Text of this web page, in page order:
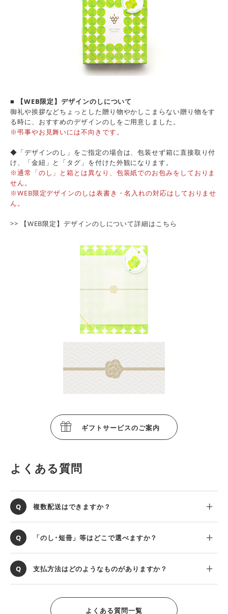
■ 【WEB限定】デザインのしについて
御礼や挨拶などちょっとした贈り物やかしこまらない贈り物をす
る時に、おすすめのデザインのしをご用意しました。
※弔事やお見舞いには不向きです。
◆「デザインのし」をご指定の場合は、包装せず箱に直接取り付
け、「金紐」と「タグ」を付けた外観になります。
※通常「のし」と箱とは異なり、包装紙でのお包みをしておりま
せん。
※WEB限定デザインのしは表書き・名入れの対応はしておりませ
ん。
>> 【WEB限定】デザインのしについて詳細はこちら
ギフトサービスのご案内
よくある質問
複数配送はできますか？
「のし･短冊」等はどこで選べますか？
支払方法はどのようなものがありますか？
よくある質問一覧